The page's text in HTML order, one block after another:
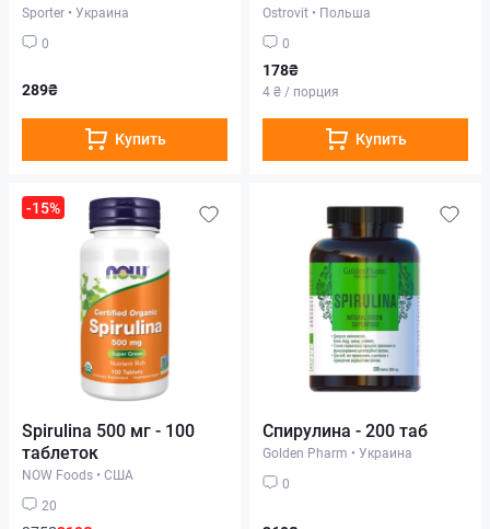
Sporter • Украина
0
289₴
Купить
Ostrovit • Польша
0
178₴
4 ₴ / порция
Купить
-15%
Spirulina 500 мг - 100
таблеток
NOW Foods • США
20
Спирулина - 200 таб
Golden Pharm • Украина
0